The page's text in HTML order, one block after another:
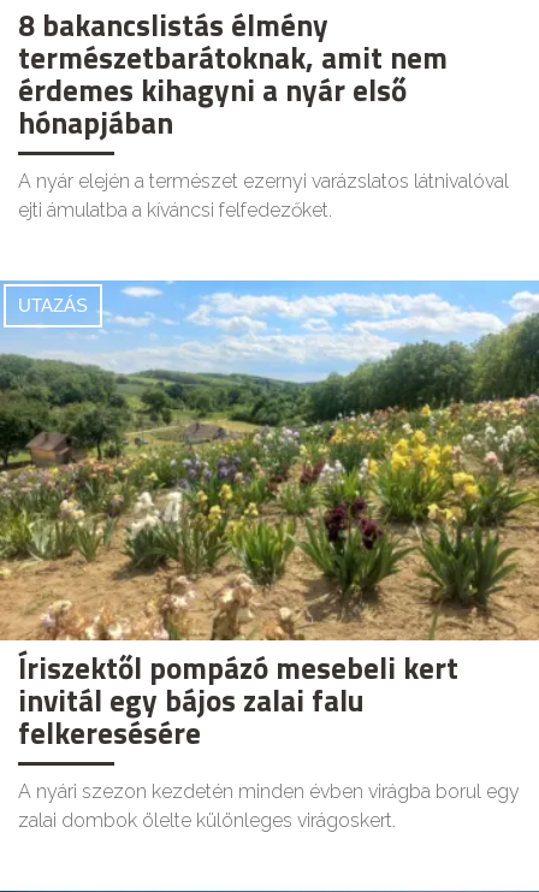
8 bakancslistás élmény
természetbarátoknak, amit nem
érdemes kihagyni a nyár első
hónapjában
A nyár elején a természet ezernyi varázslatos látnivalóval
ejti ámulatba a kíváncsi felfedezőket.
UTAZÁS
Íriszektől pompázó mesebeli kert
invitál egy bájos zalai falu
felkeresésére
A nyári szezon kezdetén minden évben virágba borul egy
zalai dombok ölelte különleges virágoskert.